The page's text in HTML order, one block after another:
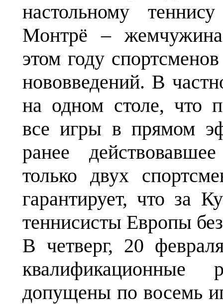
настольному
Монтрё –
этом году
нововведений. В
на одном столе, что
все игры в прямом
ранее
только двух
гарантирует, что за
теннисисты Европы
В четверг, 20
допущены по восемь